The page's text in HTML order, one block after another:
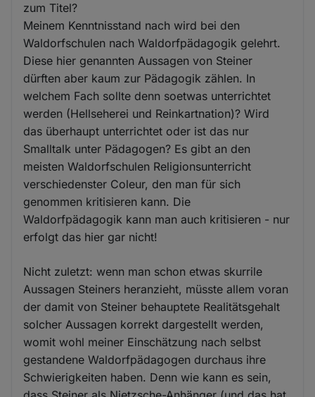
zum Titel?
Meinem Kenntnisstand nach wird bei den
Waldorfschulen nach Waldorfpädagogik gelehrt.
Diese hier genannten Aussagen von Steiner
dürften aber kaum zur Pädagogik zählen. In
welchem Fach sollte denn soetwas unterrichtet
werden (Hellseherei und Reinkartnation)? Wird
das überhaupt unterrichtet oder ist das nur
Smalltalk unter Pädagogen? Es gibt an den
meisten Waldorfschulen Religionsunterricht
verschiedenster Coleur, den man für sich
genommen kritisieren kann. Die
Waldorfpädagogik kann man auch kritisieren - nur
erfolgt das hier gar nicht!
Nicht zuletzt: wenn man schon etwas skurrile
Aussagen Steiners heranzieht, müsste allem voran
der damit von Steiner behauptete Realitätsgehalt
solcher Aussagen korrekt dargestellt werden,
womit wohl meiner Einschätzung nach selbst
gestandene Waldorfpädagogen durchaus ihre
Schwierigkeiten haben. Denn wie kann es sein,